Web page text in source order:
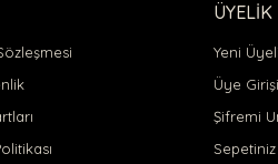
ÜYELİK
Yeni
Üye Girişi
Şifremi
Sepetiniz